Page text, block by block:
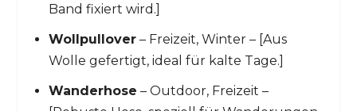
Band fixiert wird.]
Wollpullover– Freizeit, Winter – [Aus
Wolle gefertigt, ideal für kalte Tage.]
Wanderhose – Outdoor, Freizeit –